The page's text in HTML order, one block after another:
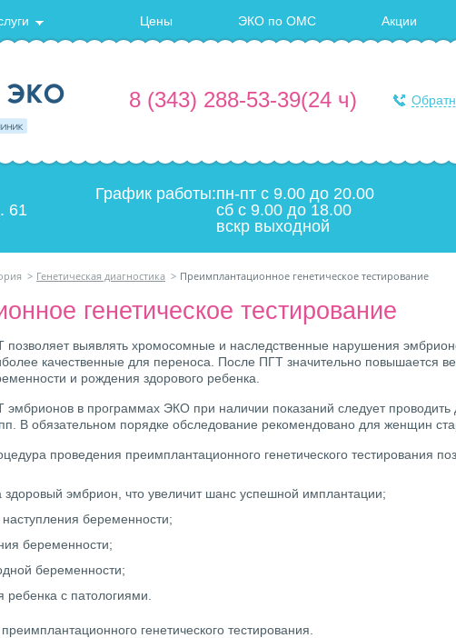
Цены ЭКО по ОМС Акции
8 (343) 288-53-39(24 ч)
61
График работы:пн-пт с 9.00 до 20.00
сб с 9.00 до 18.00
вскр выходной
> Генетическая диагностика > Преимплантационное генетическое тестирование
генетическое тестирование
позволяет выявлять хромосомные и наследственные нарушения
качественные для переноса. После ПГТ значительно повышается
и рождения здорового ребенка.
эмбрионов в программах ЭКО при наличии показаний следует
В обязательном порядке обследование рекомендовано для женщин
проведения преимплантационного генетического тестирования
здоровый эмбрион, что увеличит шанс успешной имплантации;
наступления беременности;
беременности;
беременности;
ребенка с патологиями.
генетического тестирования.